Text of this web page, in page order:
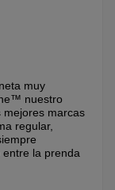
muy
nuestro
mejores marcas
regular,
la prenda